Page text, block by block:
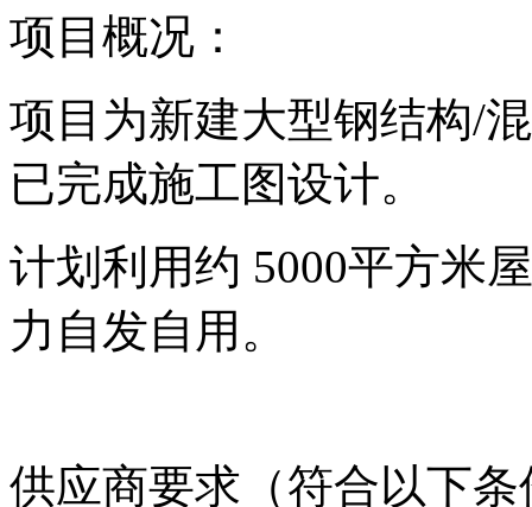
项目概况：
项目为新建大型钢结构/
已完成施工图设计。
计划利用约 5000平方米
力自发自用。
供应商要求（符合以下